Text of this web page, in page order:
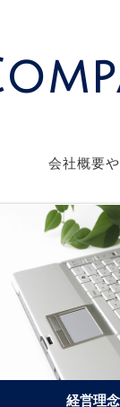
会社概要
経営理念